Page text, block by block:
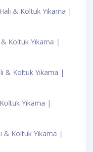
& Koltuk Yıkama |
& Koltuk Yıkama |
& Koltuk Yıkama |
Yıkama |
& Koltuk Yıkama |